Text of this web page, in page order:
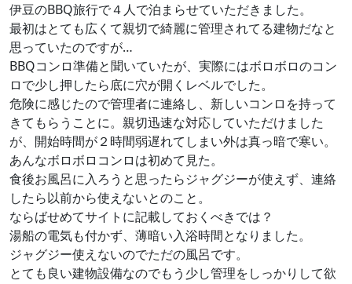
伊豆のBBQ旅行で４人で泊まらせていただきました。
最初はとても広くて親切で綺麗に管理されてる建物だなと
思っていたのですが…
BBQコンロ準備と聞いていたが、実際にはボロボロのコン
ロで少し押したら底に穴が開くレベルでした。
危険に感じたので管理者に連絡し、新しいコンロを持って
きてもらうことに。親切迅速な対応していただけました
が、開始時間が２時間弱遅れてしまい外は真っ暗で寒い。
あんなボロボロコンロは初めて見た。
食後お風呂に入ろうと思ったらジャグジーが使えず、連絡
したら以前から使えないとのこと。
ならばせめてサイトに記載しておくべきでは？
湯船の電気も付かず、薄暗い入浴時間となりました。
ジャグジー使えないのでただの風呂です。
とても良い建物設備なのでもう少し管理をしっかりして欲